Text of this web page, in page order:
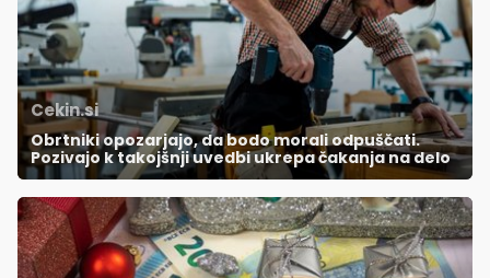
Cekin.si
Obrtniki opozarjajo, da bodo morali odpuščati.
Pozivajo k takojšnji uvedbi ukrepa čakanja na delo